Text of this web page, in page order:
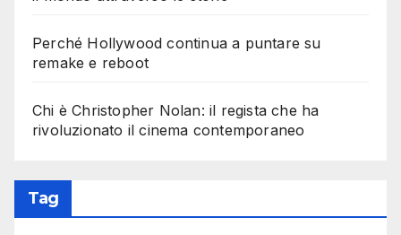
Perché Hollywood continua a puntare su
remake e reboot
Chi è Christopher Nolan: il regista che ha
rivoluzionato il cinema contemporaneo
Tag